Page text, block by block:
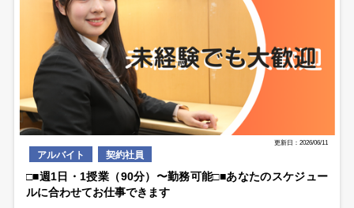
更新日：2026/06/11
アルバイト 契約社員
□■週1日・1授業（90分）〜勤務可能□■あなたのスケジュー
ルに合わせてお仕事できます